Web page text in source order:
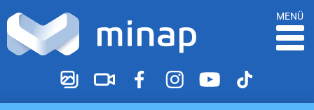
MENÜ